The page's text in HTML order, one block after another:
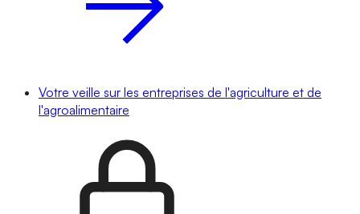
Votre veille sur les entreprises de l'agriculture et de
l'agroalimentaire